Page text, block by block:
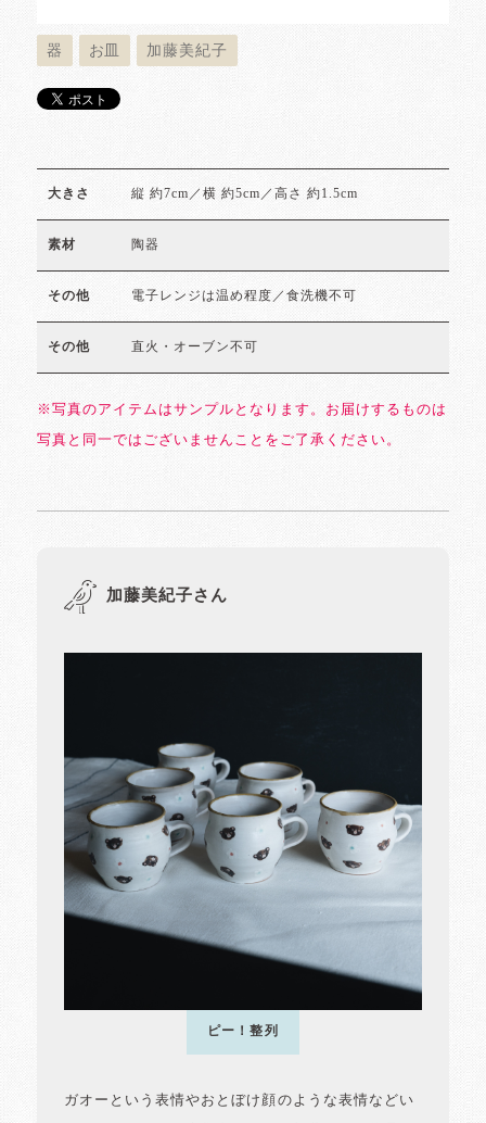
器 お皿 加藤美紀子
大きさ 縦 約7cm／横 約5cm／高さ 約1.5cm
素材 陶器
その他 電子レンジは温め程度／食洗機不可
その他 直火・オーブン不可
※写真のアイテムはサンプルとなります。お届けするものは
写真と同一ではございませんことをご了承ください。
加藤美紀子さん
ピー！整列
ガオーという表情やおとぼけ顔のような表情などい